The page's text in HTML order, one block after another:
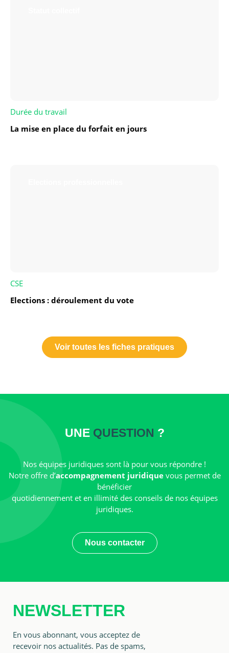
Durée du travail
La mise en place du forfait en jours
CSE
Elections : déroulement du vote
Voir toutes les fiches pratiques
UNE QUESTION ?
Nos équipes juridiques sont là pour vous répondre !
Notre offre d’accompagnement juridiquevous permet de
bénéficier
quotidiennement et en illimité des conseils de nos équipes
juridiques.
Nous contacter
NEWSLETTER
En vous abonnant, vous acceptez de
recevoir nos actualités. Pas de spams,